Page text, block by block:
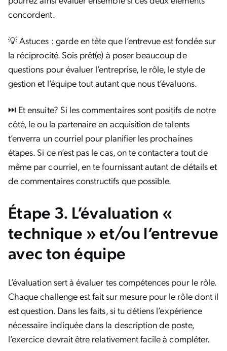
concordent.
💡 Astuces : garde en tête que l’entrevue est fondée sur
la réciprocité. Sois prêt(e) à poser beaucoup de
questions pour évaluer l’entreprise, le rôle, le style de
gestion et l’équipe tout autant que nous t’évaluons.
⏭️ Et ensuite? Si les commentaires sont positifs de notre
côté, le ou la partenaire en acquisition de talents
t’enverra un courriel pour planifier les prochaines
étapes. Si ce n’est pas le cas, on te contactera tout de
même par courriel, en te fournissant autant de détails et
de commentaires constructifs que possible.
Étape 3. L’évaluation «
technique » et/ou l’entrevue
avec ton équipe
L’évaluation sert à évaluer tes compétences pour le rôle.
Chaque challenge est fait sur mesure pour le rôle dont il
est question. Dans les faits, si tu détiens l’expérience
nécessaire indiquée dans la description de poste,
l’exercice devrait être relativement facile à compléter.